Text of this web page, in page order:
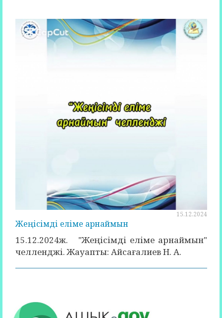
15.12.2024
Жеңісімді еліме арнаймын
15.12.2024ж. "Жеңісімді еліме арнаймын"
челленджі. Жауапты: Айсағалиев Н. А.